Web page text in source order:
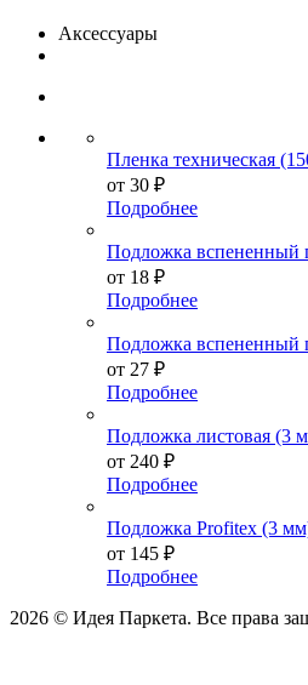
Аксессуары
Пленка техническая
от 30 ₽
Подробнее
Подложка вспененный
от 18 ₽
Подробнее
Подложка вспененный
от 27 ₽
Подробнее
Подложка листовая (3
от 240 ₽
Подробнее
Подложка Profitex (3
от 145 ₽
Подробнее
2026 © Идея Паркета. Все права